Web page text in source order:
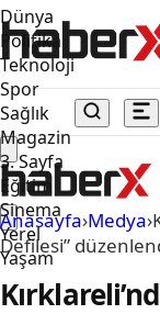
Dünya
Politika
Teknoloji
Spor
Sağlık
Magazin
3. Sayfa
Eğitim
Sinema
Yerel
Yaşam
Anasayfa›Medya›
Defilesi”